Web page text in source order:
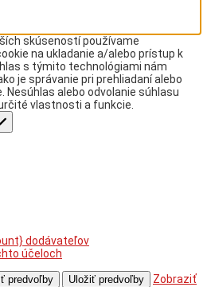
skúseností používame
na ukladanie a/alebo prístup k
s týmito technológiami nám
je správanie pri prehliadaní alebo
Nesúhlas alebo odvolanie súhlasu
vlastnosti a funkcie.
dodávateľov
účeloch
predvoľby Uložiť predvoľby
Zobraziť